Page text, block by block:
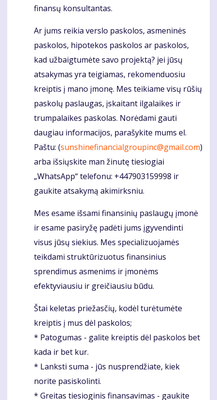
finansų konsultantas.
Ar jums reikia verslo paskolos, asmeninės
paskolos, hipotekos paskolos ar paskolos,
kad užbaigtumėte savo projektą? jei jūsų
atsakymas yra teigiamas, rekomenduosiu
kreiptis į mano įmonę. Mes teikiame visų rūšių
paskolų paslaugas, įskaitant ilgalaikes ir
trumpalaikes paskolas. Norėdami gauti
daugiau informacijos, parašykite mums el.
Paštu: (sunshinefinancialgroupinc@gmail.com)
arba išsiųskite man žinutę tiesiogiai
„WhatsApp“ telefonu: +447903159998 ir
gaukite atsakymą akimirksniu.
Mes esame išsami finansinių paslaugų įmonė
ir esame pasiryžę padėti jums įgyvendinti
visus jūsų siekius. Mes specializuojamės
teikdami struktūrizuotus finansinius
sprendimus asmenims ir įmonėms
efektyviausiu ir greičiausiu būdu.
Štai keletas priežasčių, kodėl turėtumėte
kreiptis į mus dėl paskolos;
* Patogumas - galite kreiptis dėl paskolos bet
kada ir bet kur.
* Lanksti suma - jūs nusprendžiate, kiek
norite pasiskolinti.
* Greitas tiesioginis finansavimas - gaukite